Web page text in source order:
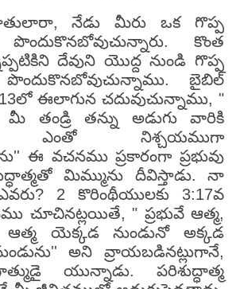
నేడు మీరు ఒక గొప్ప
కొంత
దేవుని యొద్ద నుండి గొప్ప
బైబిల్
ఈలాగున చదువుచున్నాము, "
మీ తండ్రి తన్ను అడుగు వారికి
ఎంతో నిశ్చయముగా
ఈ వచనము ప్రకారంగా ప్రభువు
మిమ్మును దీవిస్తాడు. నా
ఎవరు? 2 కొరింథీయులకు 3:17వ
చూచినట్లయితే, " ప్రభువే ఆత్మ,
ఆత్మ యెక్కడ నుండునో అక్కడ
అని వ్రాయబడినట్లుగానే,
యున్నాడు. పరిశుద్ధాత్మ